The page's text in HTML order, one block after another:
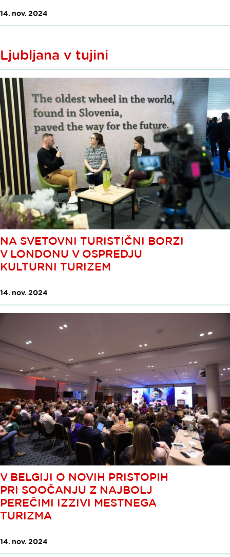
14. nov. 2024
Ljubljana v tujini
NA SVETOVNI TURISTIČNI BORZI
V LONDONU V OSPREDJU
KULTURNI TURIZEM
14. nov. 2024
V BELGIJI O NOVIH PRISTOPIH
PRI SOOČANJU Z NAJBOLJ
PEREČIMI IZZIVI MESTNEGA
TURIZMA
14. nov. 2024